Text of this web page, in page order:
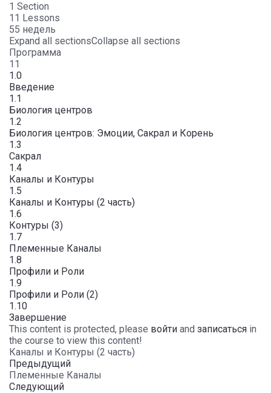
1 Section
11 Lessons
55 недель
Expand all sectionsCollapse all sections
Программа
11
1.0
Введение
1.1
Биология центров
1.2
Биология центров: Эмоции, Сакрал и Корень
1.3
Сакрал
1.4
Каналы и Контуры
1.5
Каналы и Контуры (2 часть)
1.6
Контуры (3)
1.7
Племенные Каналы
1.8
Профили и Роли
1.9
Профили и Роли (2)
1.10
Завершение
This content is protected, please войти and записаться in
the course to view this content!
Каналы и Контуры (2 часть)
Предыдущий
Племенные Каналы
Следующий